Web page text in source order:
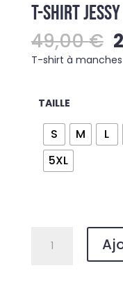
T-SHIRT JESSY
49,00€
T-shirt à
TAILLE
S M L
5XL